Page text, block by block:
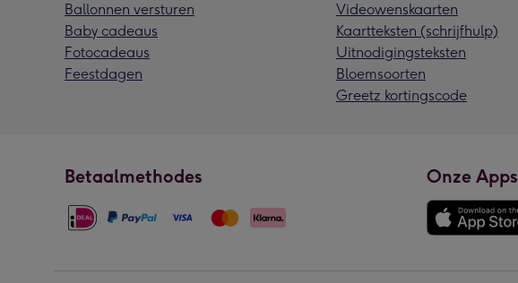
Ballonnen versturen
Baby cadeaus
Fotocadeaus
Feestdagen
Videowenskaarten
Kaartteksten (schrijfhulp)
Uitnodigingsteksten
Bloemsoorten
Greetz kortingscode
Betaalmethodes Onze Apps